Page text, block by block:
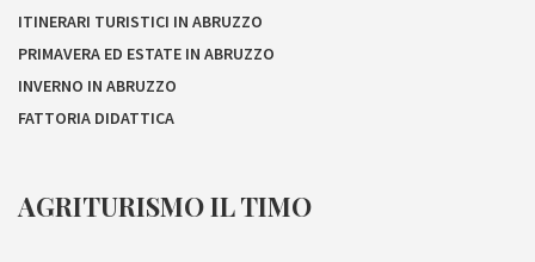
ITINERARI TURISTICI IN ABRUZZO
PRIMAVERA ED ESTATE IN ABRUZZO
INVERNO IN ABRUZZO
FATTORIA DIDATTICA
AGRITURISMO IL TIMO